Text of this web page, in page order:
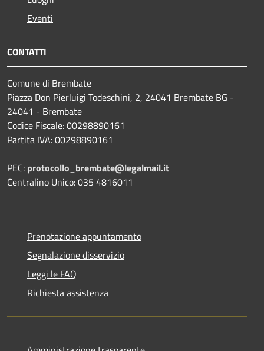
Eventi
CONTATTI
Comune di Brembate
Piazza Don Pierluigi Todeschini, 2, 24041 Brembate BG -
24041 - Brembate
Codice Fiscale: 00298890161
Partita IVA: 00298890161
PEC: protocollo_brembate@legalmail.it
Centralino Unico: 035 4816011
Prenotazione appuntamento
Segnalazione disservizio
Leggi le FAQ
Richiesta assistenza